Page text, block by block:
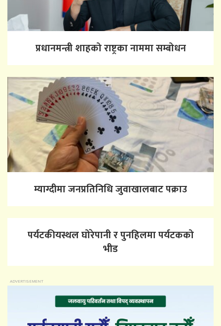
प्रधानमन्त्री शाहको राष्ट्रका नाममा सम्बोधन
म्याग्दीमा जनप्रतिनिधि जुवाखालबाट पक्राउ
पर्यटकीयस्थल घोरेपानी र पुनहिलमा पर्यटकको
भीड